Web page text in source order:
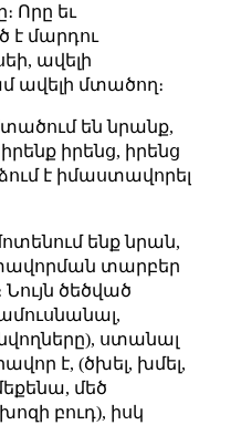
Որը եւ
է մարդու
ավելի
ավելի մտածող։
են նրանք,
իրենց, իրենց
է իմաստավորել
ենք նրան,
տարբեր
ծեծված
ստանալ
է, (ծխել, խմել,
մեծ
բուդ), իսկ